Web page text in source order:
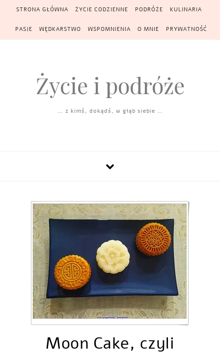
Skip to content
STRONA GŁÓWNA ŻYCIE CODZIENNE PODRÓŻE KULINARIA
PASJE WĘDKARSTWO WSPOMNIENIA O MNIE PRYWATNOŚĆ
Życie i podróże
… z kimś, dokądś, w głąb siebie …
Moon Cake, czyli